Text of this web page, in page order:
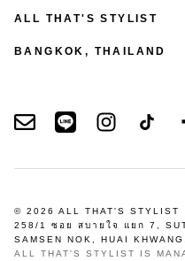
ALL THAT'S STYLIST
BANGKOK, THAILAND
© 2026 ALL THAT'S STYLIST
258/1 ซอย สบายใจ แยก 7,
SAMSEN NOK, HUAI
ALL THAT'S STYLIST IS